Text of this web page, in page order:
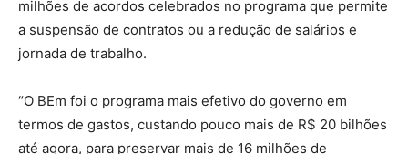
milhões de acordos celebrados no programa que permite
a suspensão de contratos ou a redução de salários e
jornada de trabalho.
“O BEm foi o programa mais efetivo do governo em
termos de gastos, custando pouco mais de R$ 20 bilhões
até agora, para preservar mais de 16 milhões de